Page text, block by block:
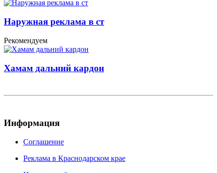
Наружная реклама в ст
Рекомендуем
Хамам дальний кардон
Информация
Соглашение
Реклама в Краснодарском крае